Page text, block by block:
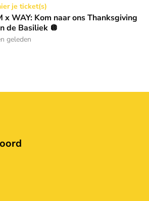
naar ons Thanksgiving gala in de
je ticket(s)
x WAY: Kom naar ons Thanksgiving
de Basiliek 🪩
geleden